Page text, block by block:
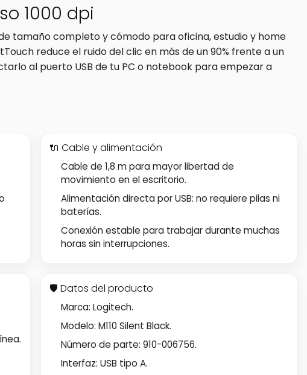
1000 dpi
tamaño completo y cómodo para oficina, estudio y home
reduce el ruido del clic en más de un 90% frente a un
al puerto USB de tu PC o notebook para empezar a
🔌 Cable y alimentación
Cable de 1,8 m para mayor libertad de
movimiento en el escritorio.
Alimentación directa por USB: no requiere pilas ni
baterías.
Conexión estable para trabajar durante muchas
horas sin interrupciones.
🛡️ Datos del producto
Marca: Logitech.
Modelo: M110 Silent Black.
Número de parte: 910-006756.
Interfaz: USB tipo A.